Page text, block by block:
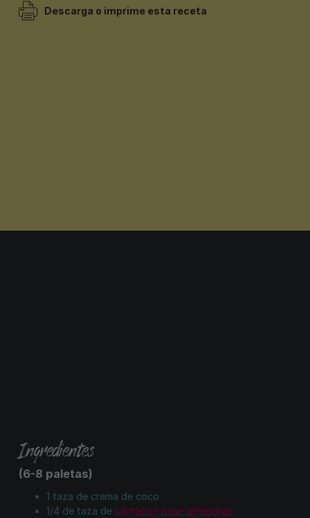
Descarga o imprime esta receta
Ingredientes
(6-8 paletas)
1 taza de crema de coco
1/4 de taza de carnation base almendras